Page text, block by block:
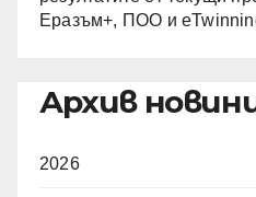
Еразъм+, ПОО и
Архив
2026